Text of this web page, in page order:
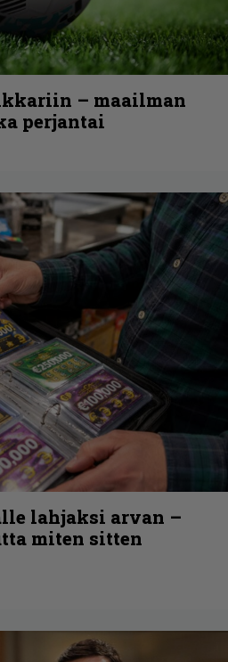
– maailman
perjantai
lahjaksi arvan –
miten sitten